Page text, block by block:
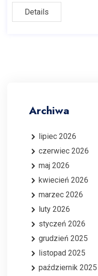
Details
Archiwa
lipiec 2026
czerwiec 2026
maj 2026
kwiecień 2026
marzec 2026
luty 2026
styczeń 2026
grudzień 2025
listopad 2025
październik 2025